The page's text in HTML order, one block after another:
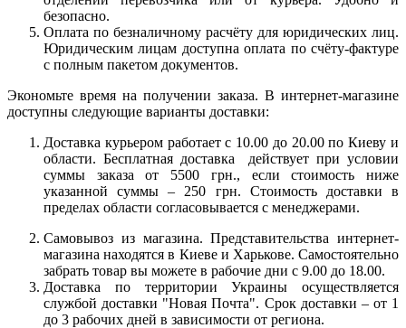
безопасно.
Оплата по безналичному расчёту для юридических лиц.
Юридическим лицам доступна оплата по счёту-фактуре
с полным пакетом документов.
Экономьте время на получении заказа. В интернет-магазине
доступны следующие варианты доставки:
Доставка курьером работает с 10.00 до 20.00 по Киеву и
области. Бесплатная доставка действует при условии
суммы заказа от 5500 грн., если стоимость ниже
указанной суммы – 250 грн. Стоимость доставки в
пределах области согласовывается с менеджерами.
Самовывоз из магазина. Представительства интернет-
магазина находятся в Киеве и Харькове. Самостоятельно
забрать товар вы можете в рабочие дни с 9.00 до 18.00.
Доставка по территории Украины осуществляется
службой доставки "Новая Почта". Срок доставки – от 1
до 3 рабочих дней в зависимости от региона.